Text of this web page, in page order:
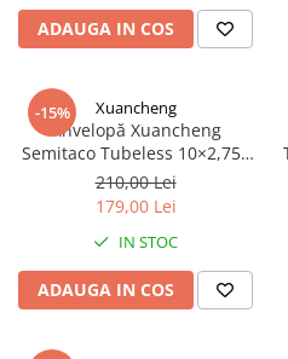
ADAUGA IN COS
-15% Xuancheng
Anvelopă Xuancheng
Semitaco Tubeless 10×2,75–
6,5 cu gel antipana pentru
trotinetă electrică
210,00 Lei
179,00 Lei
IN STOC
ADAUGA IN COS